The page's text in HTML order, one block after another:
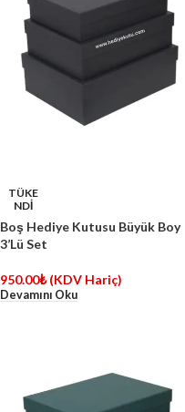
TÜKE
NDİ
Boş Hediye Kutusu Büyük Boy
3’Lü Set
950.00₺ (KDV Hariç)
Devamını Oku